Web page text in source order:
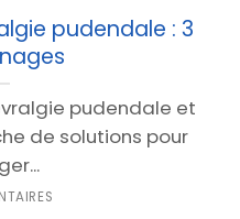
pudendale : 3
pudendale et
de solutions pour